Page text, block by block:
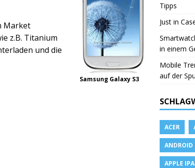
Samsung Galaxy S3
Market
z.B. Titanium
und die
Tipps
Just in
in einem
Mobile
auf der
ACER
ANDROID
APPLE